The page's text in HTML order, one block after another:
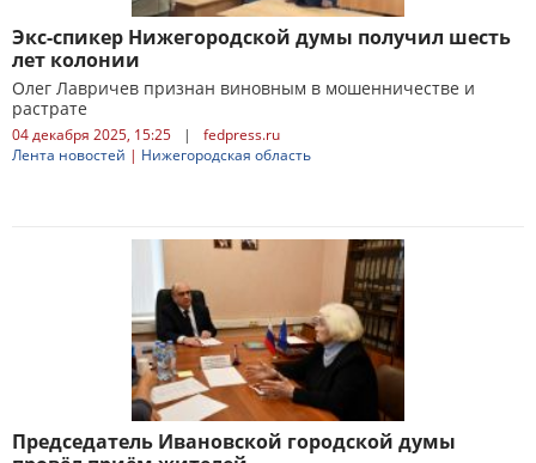
Экс-спикер Нижегородской думы получил шесть
лет колонии
Олег Лавричев признан виновным в мошенничестве и
растрате
04 декабря 2025, 15:25 |
fedpress.ru
Лента новостей | Нижегородская область
Председатель Ивановской городской думы